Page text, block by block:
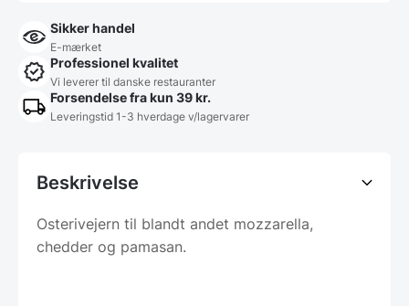
Sikker handel
E-mærket
Professionel kvalitet
Vi leverer til danske restauranter
Forsendelse fra kun 39 kr.
Leveringstid 1-3 hverdage v/lagervarer
Beskrivelse
Osterivejern til blandt andet mozzarella,
chedder og pamasan.